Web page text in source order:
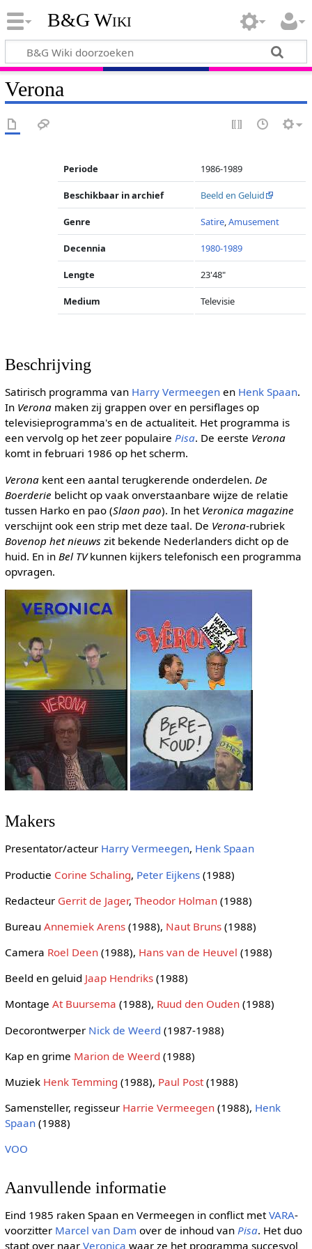
B&G Wiki
Verona
Periode 1986-1989
Beschikbaar in archief Beeld en Geluid
Genre Satire,Amusement
Decennia 1980-1989
Lengte 23'48"
Medium Televisie
Beschrijving
Satirisch programma van Harry Vermeegenen Henk Spaan.
In Veronamaken zij grappen over en persiflages op
televisieprogramma's en de actualiteit. Het programma is
een vervolg op het zeer populaire Pisa. De eerste Verona
komt in februari 1986 op het scherm.
Veronakent een aantal terugkerende onderdelen. De
Boerderie belicht op vaak onverstaanbare wijze de relatie
tussen Harko en pao (Slaon pao). In het Veronica magazine
verschijnt ook een strip met deze taal. De Verona-rubriek
Bovenop het nieuws zit bekende Nederlanders dicht op de
huid. En in Bel TVkunnen kijkers telefonisch een programma
opvragen.
Makers
Presentator/acteur Harry Vermeegen, Henk Spaan
Productie Corine Schaling, Peter Eijkens(1988)
Redacteur Gerrit de Jager, Theodor Holman(1988)
Bureau Annemiek Arens(1988), Naut Bruns(1988)
Camera Roel Deen(1988), Hans van de Heuvel (1988)
Beeld en geluid Jaap Hendriks(1988)
Montage At Buursema (1988), Ruud den Ouden(1988)
Decorontwerper Nick de Weerd (1987-1988)
Kap en grime Marion de Weerd (1988)
Muziek Henk Temming (1988), Paul Post(1988)
Samensteller, regisseur Harrie Vermeegen(1988), Henk
Spaan(1988)
VOO
Aanvullende informatie
Eind 1985 raken Spaan en Vermeegen in conflict metVARA-
voorzitter Marcel van Dam over de inhoud van Pisa. Het duo
stapt over naar Veronica waar ze het programma succesvol